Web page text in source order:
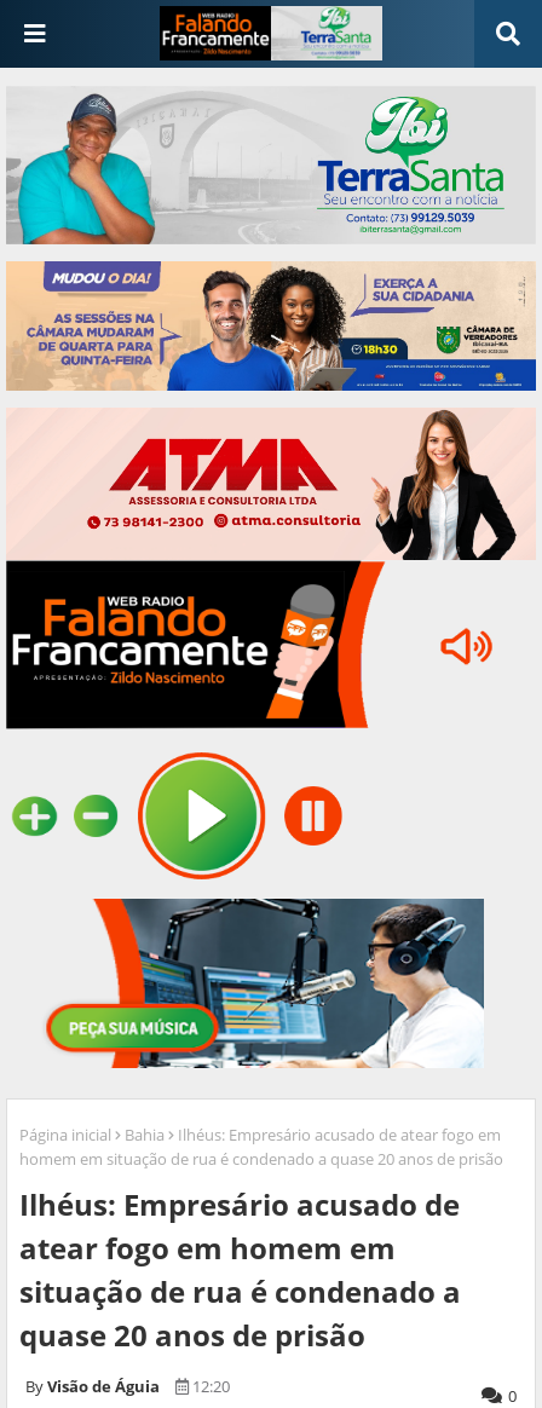
Página inicial Bahia
Ilhéus: Empresário acusado de atear fogo em
homem em situação de rua é condenado a quase 20 anos de prisão
Ilhéus: Empresário acusado de
atear fogo em homem em
situação de rua é condenado a
quase 20 anos de prisão
Visão de Águia 12:20 0